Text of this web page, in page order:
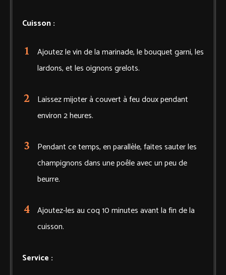
Cuisson :
Ajoutez le vin de la marinade, le bouquet garni, les
lardons, et les oignons grelots.
Laissez mijoter à couvert à feu doux pendant
environ 2 heures.
Pendant ce temps, en parallèle, faites sauter les
champignons dans une poêle avec un peu de
beurre.
Ajoutez-les au coq 10 minutes avant la fin de la
cuisson.
Service :